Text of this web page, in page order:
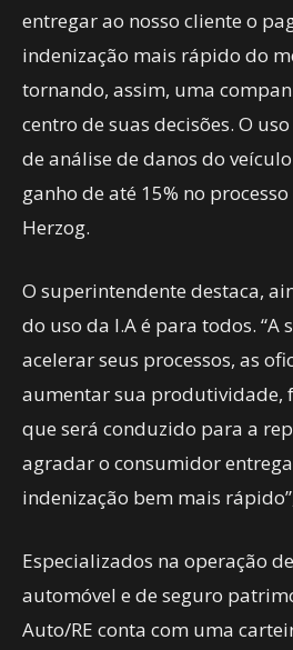
entregar ao nosso cliente o
indenização mais rápido do
tornando, assim, uma
centro de suas decisões. O
de análise de danos do
ganho de até 15% no
Herzog.
O superintendente destaca,
do uso da I.A é para todos. “A
acelerar seus processos, as
aumentar sua produtividade,
que será conduzido para a
agradar o consumidor
indenização bem mais
Especializados na operação
automóvel e de seguro
Auto/RE conta com uma